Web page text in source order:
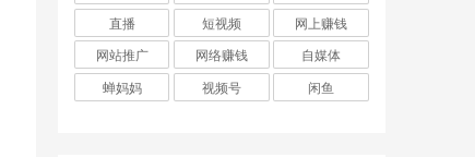
直播
短视频
网上赚钱
网站推广
网络赚钱
自媒体
蝉妈妈
视频号 闲鱼